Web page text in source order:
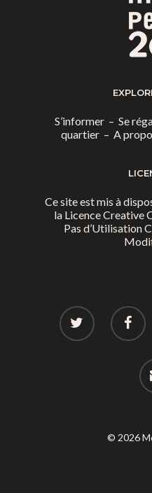
S’informer – Se
quartier– A
Ce site est mis à
la Licence Creative
Pas d’Utilisation
© 2026